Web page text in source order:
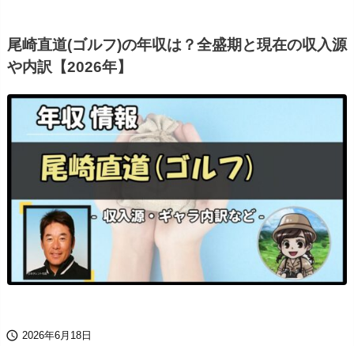
尾崎直道(ゴルフ)の年収は？全盛期と現在の収入源
や内訳【2026年】
 2026年6月18日